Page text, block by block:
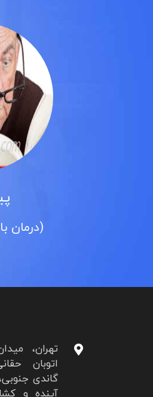
(درمان با
تهران،
اتوبان
گاندی
آینده و